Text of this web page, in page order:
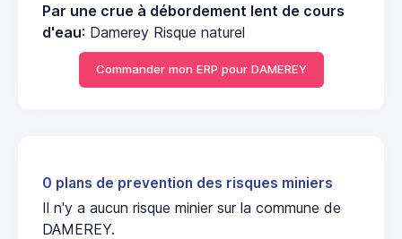
Par une crue à débordement lent de cours
d'eau: Damerey Risque naturel
Commander mon ERP pour DAMEREY
0 plans de prevention des risques miniers
Il n'y a aucun risque minier sur la commune de
DAMEREY.